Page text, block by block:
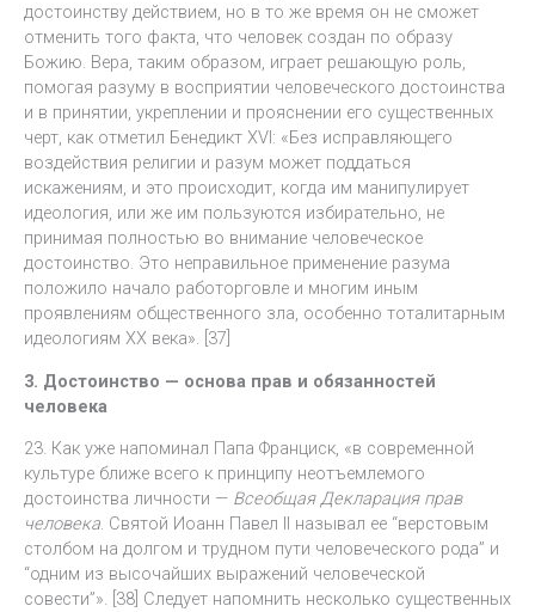
достоинству действием, но в то же время он не сможет
отменить того факта, что человек создан по образу
Божию. Вера, таким образом, играет решающую роль,
помогая разуму в восприятии человеческого достоинства
и в принятии, укреплении и прояснении его существенных
черт, как отметил Бенедикт XVI: «Без исправляющего
воздействия религии и разум может поддаться
искажениям, и это происходит, когда им манипулирует
идеология, или же им пользуются избирательно, не
принимая полностью во внимание человеческое
достоинство. Это неправильное применение разума
положило начало работорговле и многим иным
проявлениям общественного зла, особенно тоталитарным
идеологиям XX века». [37]
3. Достоинство — основа прав и обязанностей
человека
23. Как уже напоминал Папа Франциск, «в современной
культуре ближе всего к принципу неотъемлемого
достоинства личности — Всеобщая Декларация прав
человека. Святой Иоанн Павел II называл ее “верстовым
столбом на долгом и трудном пути человеческого рода” и
“одним из высочайших выражений человеческой
совести”». [38] Следует напомнить несколько существенных